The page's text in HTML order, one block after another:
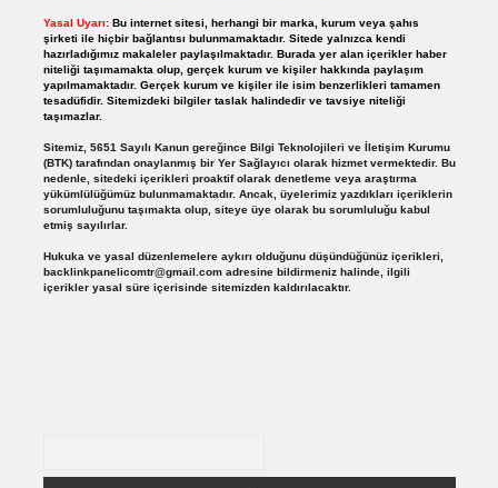
Yasal Uyarı: Bu internet sitesi, herhangi bir marka, kurum veya şahıs
şirketi ile hiçbir bağlantısı bulunmamaktadır. Sitede yalnızca kendi
hazırladığımız makaleler paylaşılmaktadır. Burada yer alan içerikler haber
niteliği taşımamakta olup, gerçek kurum ve kişiler hakkında paylaşım
yapılmamaktadır. Gerçek kurum ve kişiler ile isim benzerlikleri tamamen
tesadüfidir. Sitemizdeki bilgiler taslak halindedir ve tavsiye niteliği
taşımazlar.
Sitemiz, 5651 Sayılı Kanun gereğince Bilgi Teknolojileri ve İletişim Kurumu
(BTK) tarafından onaylanmış bir Yer Sağlayıcı olarak hizmet vermektedir. Bu
nedenle, sitedeki içerikleri proaktif olarak denetleme veya araştırma
yükümlülüğümüz bulunmamaktadır. Ancak, üyelerimiz yazdıkları içeriklerin
sorumluluğunu taşımakta olup, siteye üye olarak bu sorumluluğu kabul
etmiş sayılırlar.
Hukuka ve yasal düzenlemelere aykırı olduğunu düşündüğünüz içerikleri,
backlinkpanelicomtr@gmail.comadresine bildirmeniz halinde, ilgili
içerikler yasal süre içerisinde sitemizden kaldırılacaktır.